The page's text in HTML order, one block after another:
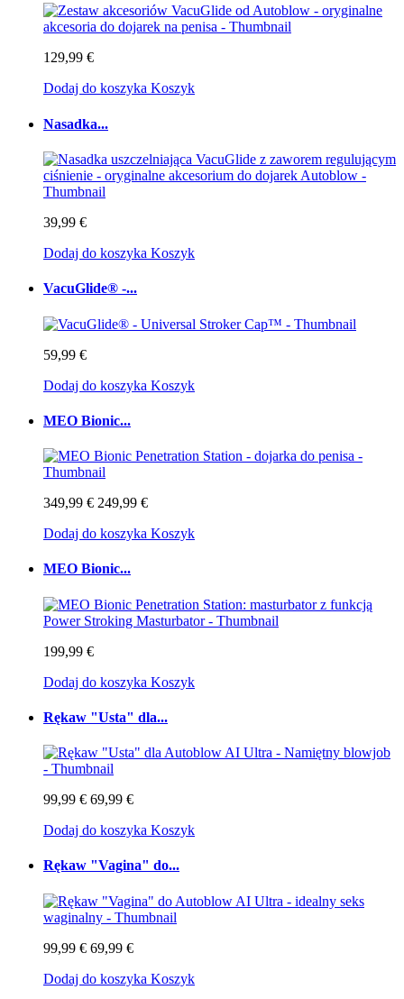
129,99 €
Dodaj do koszyka Koszyk
Nasadka...
39,99 €
Dodaj do koszyka Koszyk
VacuGlide® -...
59,99 €
Dodaj do koszyka Koszyk
MEO Bionic...
349,99 € 249,99 €
Dodaj do koszyka Koszyk
MEO Bionic...
199,99 €
Dodaj do koszyka Koszyk
Rękaw "Usta" dla...
99,99 € 69,99 €
Dodaj do koszyka Koszyk
Rękaw "Vagina" do...
99,99 € 69,99 €
Dodaj do koszyka Koszyk